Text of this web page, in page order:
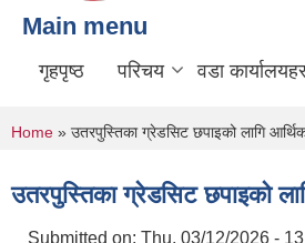
Main menu
गृहपृष्ठ परिचय वडा
You are here
Home » उतरपुस्तिका ग्रेडसिट छपाइको लागि
उतरपुस्तिका ग्रेडसिट छपाइको
Submitted on: Thu, 03/12/2026 -